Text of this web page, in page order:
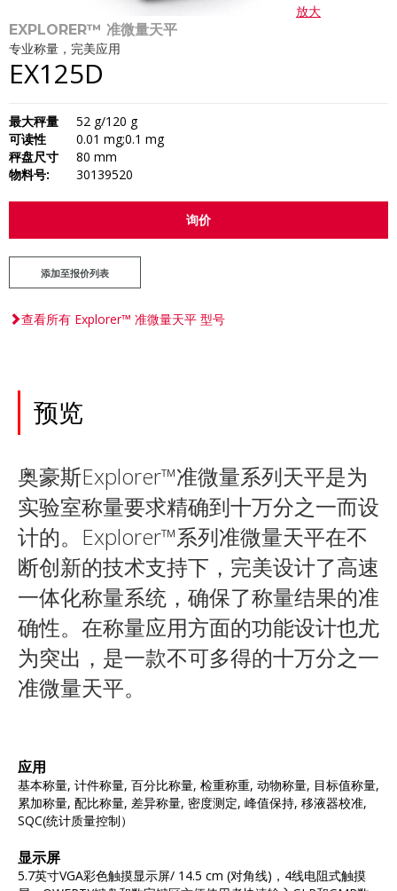
放大
EXPLORER™ 准微量天平
专业称量，完美应用
EX125D
最大秤量
52 g/120 g
可读性
0.01 mg;0.1 mg
秤盘尺寸
80 mm
物料号:
30139520
询价
添加至报价列表
查看所有 Explorer™ 准微量天平 型号
预览
奥豪斯Explorer™准微量系列天平是为
实验室称量要求精确到十万分之一而设
计的。Explorer™系列准微量天平在不
断创新的技术支持下，完美设计了高速
一体化称量系统，确保了称量结果的准
确性。在称量应用方面的功能设计也尤
为突出，是一款不可多得的十万分之一
准微量天平。
应用
基本称量, 计件称量, 百分比称量, 检重称重, 动物称量, 目标值称量,
累加称量, 配比称量, 差异称量, 密度测定, 峰值保持, 移液器校准,
SQC(统计质量控制）
显示屏
5.7英寸VGA彩色触摸显示屏/ 14.5 cm (对角线)，4线电阻式触摸